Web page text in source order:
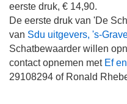
eerste druk, € 14,90.
De eerste druk van 'De
van Sdu uitgevers, 's-
Schatbewaarder willen
contact opnemen met Ef
29108294 of Ronald